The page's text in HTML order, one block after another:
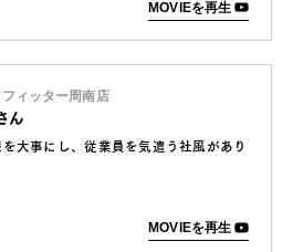
MOVIEを再生
フィッター周南店
ん
大事にし、従業員を気遣う社風があり
MOVIEを再生